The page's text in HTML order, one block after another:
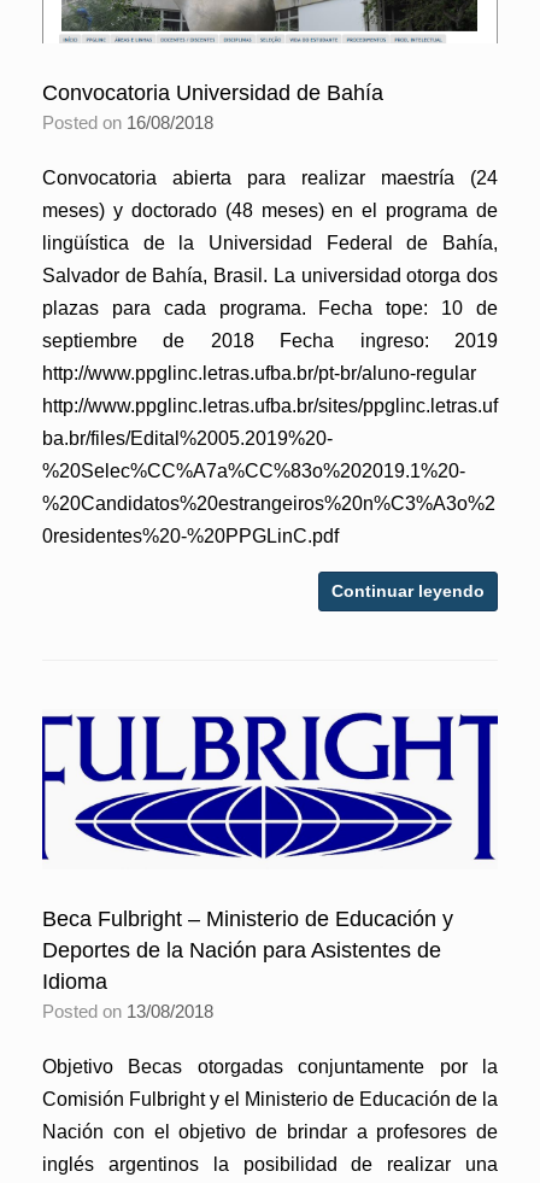
Convocatoria Universidad de Bahía
Posted on 16/08/2018
Convocatoria abierta para realizar maestría (24
meses) y doctorado (48 meses) en el programa de
lingüística de la Universidad Federal de Bahía,
Salvador de Bahía, Brasil. La universidad otorga dos
plazas para cada programa. Fecha tope: 10 de
septiembre de 2018 Fecha ingreso: 2019
http://www.ppglinc.letras.ufba.br/pt-br/aluno-regular
http://www.ppglinc.letras.ufba.br/sites/ppglinc.letras.uf
ba.br/files/Edital%2005.2019%20-
%20Selec%CC%A7a%CC%83o%202019.1%20-
%20Candidatos%20estrangeiros%20n%C3%A3o%2
0residentes%20-%20PPGLinC.pdf
Continuar leyendo
Beca Fulbright – Ministerio de Educación y
Deportes de la Nación para Asistentes de
Idioma
Posted on 13/08/2018
Objetivo Becas otorgadas conjuntamente por la
Comisión Fulbright y el Ministerio de Educación de la
Nación con el objetivo de brindar a profesores de
inglés argentinos la posibilidad de realizar una